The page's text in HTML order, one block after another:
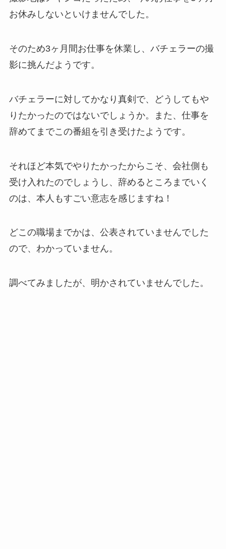
お休みしないといけませんでした。
そのため3ヶ月間お仕事を休業し、バチェラーの撮
影に挑んだようです。
バチェラーに対してかなり真剣で、どうしてもや
りたかったのではないでしょうか。また、仕事を
辞めてまでこの番組を引き受けたようです。
それほど本気でやりたかったからこそ、会社側も
受け入れたのでしょうし、辞めるところまでいく
のは、本人もすごい意志を感じますね！
どこの職場までかは、公表されていませんでした
ので、わかっていません。
調べてみましたが、明かされていませんでした。